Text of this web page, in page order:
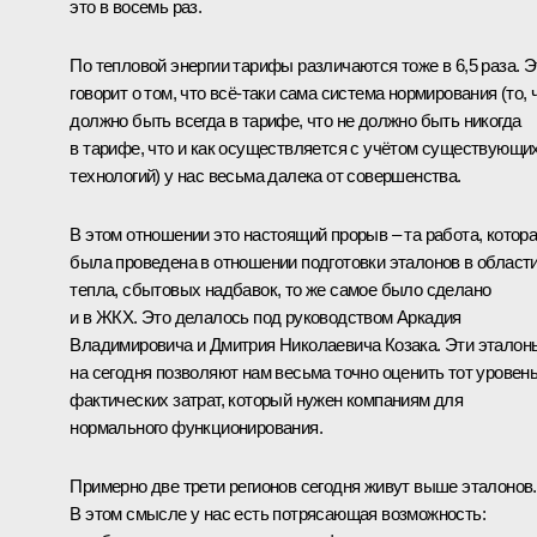
это в восемь раз.
По тепловой энергии тарифы различаются тоже в 6,5 раза.
говорит о том, что всё-таки сама система нормирования (то,
должно быть всегда в тарифе, что не должно быть никогда
в тарифе, что и как осуществляется с учётом
технологий) у нас весьма далека от совершенства.
В этом отношении это настоящий прорыв – та работа,
была проведена в отношении подготовки эталонов в
тепла, сбытовых надбавок, то же самое было сделано
и в ЖКХ. Это делалось под руководством Аркадия
Владимировича иДмитрия Николаевича Козака. Эти
на сегодня позволяют нам весьма точно оценить тот
фактических затрат, который нужен компаниям для
нормального функционирования.
Примерно две трети регионов сегодня живут выше эталонов.
В этом смысле у нас есть потрясающая возможность: